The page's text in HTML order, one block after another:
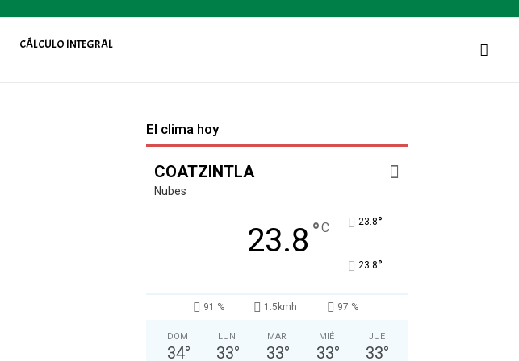
CÁLCULO INTEGRAL
El clima hoy
COATZINTLA
Nubes
23.8 °C 23.8°
23.8°
91 % 1.5kmh 97 %
DOM
34°
LUN
33°
MAR
33°
MIÉ
33°
JUE
33°